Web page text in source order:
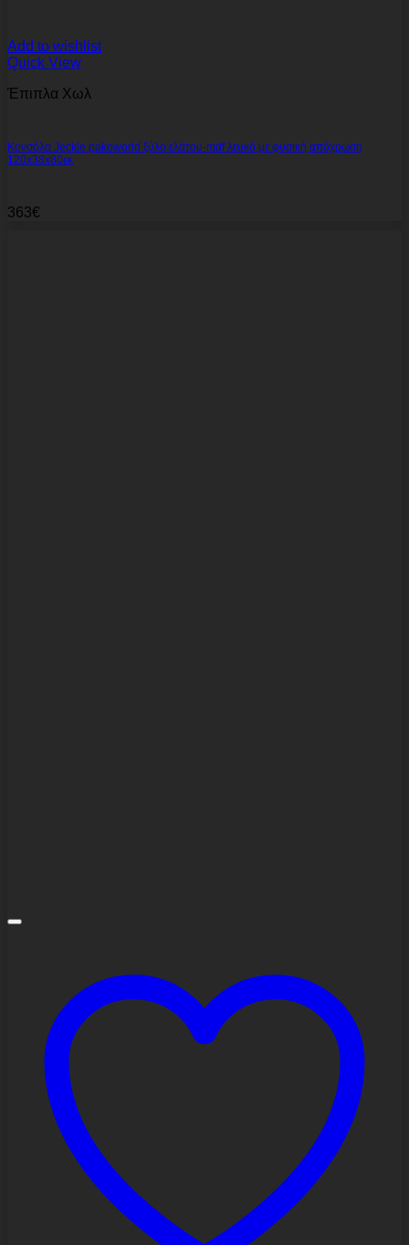
Add to wishlist
Quick View
Έπιπλα Χωλ
Κονσόλα Jeckie pakoworld ξύλο ελάτου-mdf λευκό με φυσική απόχρωση
120x38x80εκ
363€